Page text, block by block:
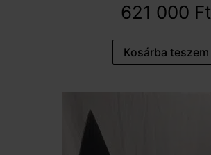
621 000 Ft
Kosárba teszem